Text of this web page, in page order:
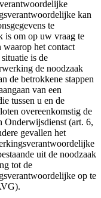
kan
te
is om op uw vraag te
waarop het contact
is de
de noodzaak
de betrokkene stappen
van een
tussen u en de
overeenkomstig de
Onderwijsdienst (art. 6,
gevallen het
uit de noodzaak
tot de
op te